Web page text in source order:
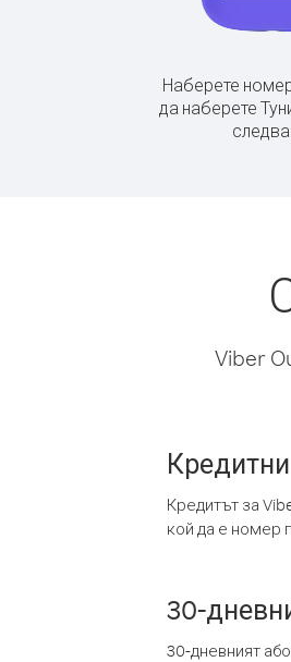
Наберете
да наберете
Viber
Кредитът за
кой да е номер
30-
30-дневният